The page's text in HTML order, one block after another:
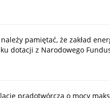
pamiętać, że zakład
dotacji z Narodowego
prądotwórczą o mocy